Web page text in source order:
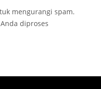
mengurangi spam.
diproses